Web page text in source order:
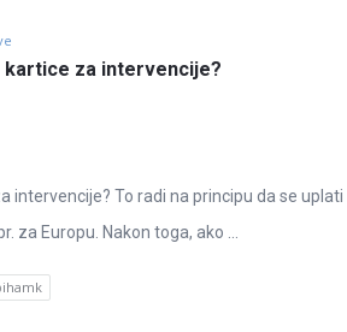
kartice za intervencije?
intervencije? To radi na principu da se uplati
Europu. Nakon toga, ako ...